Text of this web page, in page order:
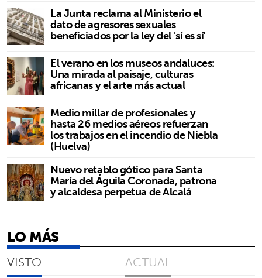
La Junta reclama al Ministerio el
dato de agresores sexuales
beneficiados por la ley del 'sí es sí'
El verano en los museos andaluces:
Una mirada al paisaje, culturas
africanas y el arte más actual
Medio millar de profesionales y
hasta 26 medios aéreos refuerzan
los trabajos en el incendio de Niebla
(Huelva)
Nuevo retablo gótico para Santa
María del Águila Coronada, patrona
y alcaldesa perpetua de Alcalá
LO MÁS
VISTO ACTUAL